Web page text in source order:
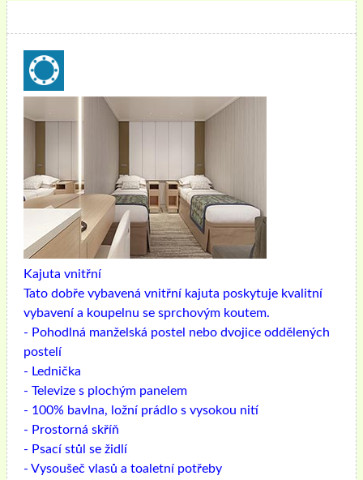
Kajuta vnitřní
Tato dobře vybavená vnitřní kajuta poskytuje kvalitní
vybavení a koupelnu se sprchovým koutem.
- Pohodlná manželská postel nebo dvojice oddělených
postelí
- Lednička
- Televize s plochým panelem
- 100% bavlna, ložní prádlo s vysokou nití
- Prostorná skříň
- Psací stůl se židlí
- Vysoušeč vlasů a toaletní potřeby